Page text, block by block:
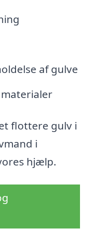
af gulve
flottere gulv i
i
hjælp.